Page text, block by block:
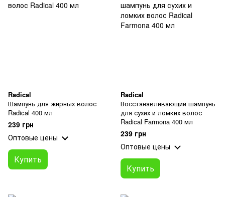
Radical
Шампунь для жирных волос
Radical 400 мл
239 грн
Оптовые цены
Купить
Radical
Восстанавливающий шампунь
для сухих и ломких волос
Radical Farmona 400 мл
239 грн
Оптовые цены
Купить